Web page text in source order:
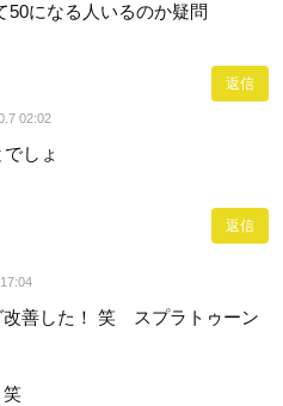
50になる人いるのか疑問
返信
02:02
しょ
返信
改善した！ 笑 スプラトゥーン
笑